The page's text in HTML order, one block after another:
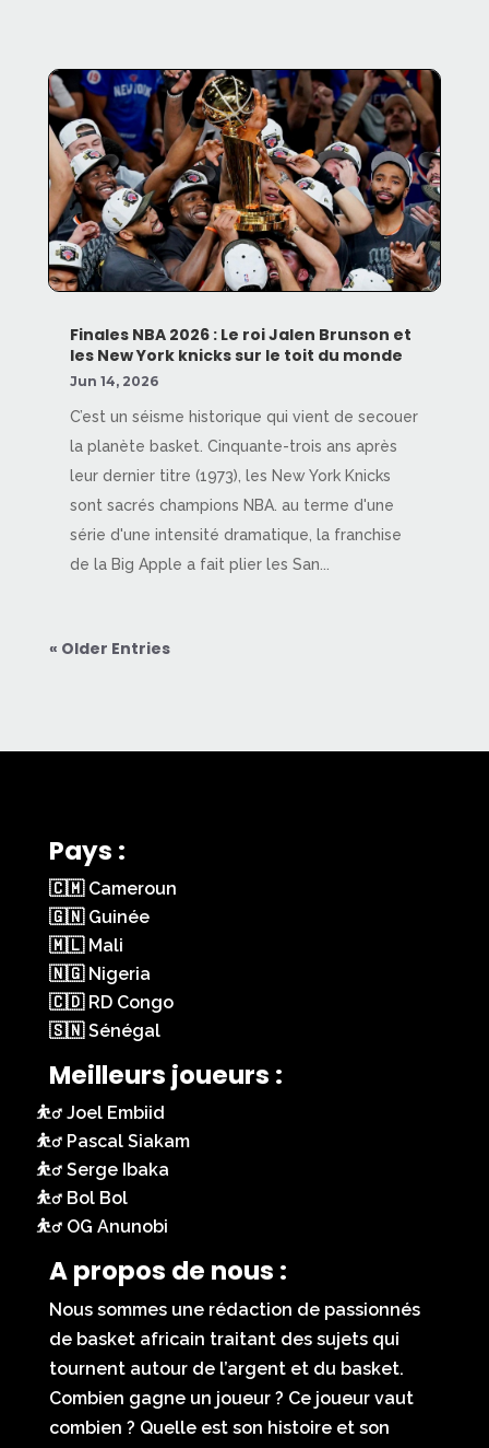
Finales NBA 2026 : Le roi Jalen Brunson et
les New York knicks sur le toit du monde
Jun 14, 2026
C’est un séisme historique qui vient de secouer
la planète basket. Cinquante-trois ans après
leur dernier titre (1973), les New York Knicks
sont sacrés champions NBA. au terme d'une
série d'une intensité dramatique, la franchise
de la Big Apple a fait plier les San...
« Older Entries
Pays :
🇨🇲 Cameroun
🇬🇳 Guinée
🇲🇱 Mali
🇳🇬 Nigeria
🇨🇩 RD Congo
🇸🇳 Sénégal
Meilleurs joueurs :
Joel Embiid
Pascal Siakam
Serge Ibaka
Bol Bol
OG Anunobi
A propos de nous :
Nous sommes une rédaction de passionnés
de basket africain traitant des sujets qui
tournent autour de l’argent et du basket.
Combien gagne un joueur ? Ce joueur vaut
combien ? Quelle est son histoire et son